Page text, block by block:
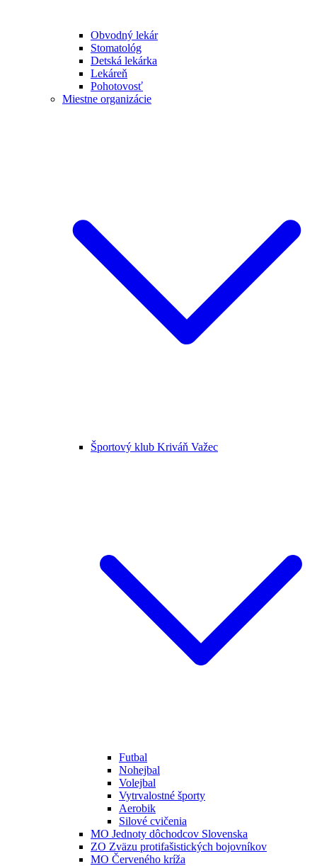
Obvodný lekár
Stomatológ
Detská lekárka
Lekáreň
Pohotovosť
Miestne organizácie
Športový klub Kriváň Važec
Futbal
Nohejbal
Volejbal
Vytrvalostné športy
Aerobik
Silové cvičenia
MO Jednoty dôchodcov Slovenska
ZO Zväzu protifašistických bojovníkov
MO Červeného kríža